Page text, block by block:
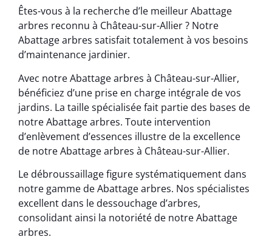
Êtes-vous à la recherche d’le meilleur Abattage
arbres reconnu à Château-sur-Allier ? Notre
Abattage arbres satisfait totalement à vos besoins
d’maintenance jardinier.
Avec notre Abattage arbres à Château-sur-Allier,
bénéficiez d’une prise en charge intégrale de vos
jardins. La taille spécialisée fait partie des bases de
notre Abattage arbres. Toute intervention
d’enlèvement d’essences illustre de la excellence
de notre Abattage arbres à Château-sur-Allier.
Le débroussaillage figure systématiquement dans
notre gamme de Abattage arbres. Nos spécialistes
excellent dans le dessouchage d’arbres,
consolidant ainsi la notoriété de notre Abattage
arbres.